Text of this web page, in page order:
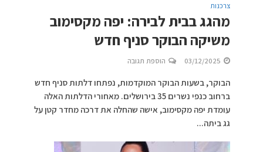
צרכנות
מהגג בבית לבירה: יפה מקסימוב
משיקה הבוקר סניף חדש
03/12/2025 הוספת תגובה
הבוקר, בשעות הבוקר המוקדמות, נפתחו דלתות סניף חדש
ברחוב כנפי נשרים 35 בירושלים. מאחורי הדלתות האלה
עומדת יפה מקסימוב, אישה שהחלה את דרכה מחדר קטן על
גג ביתה...